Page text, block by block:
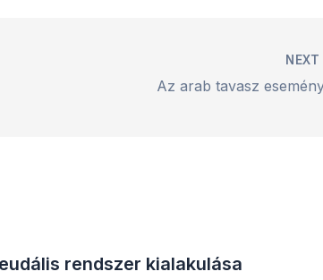
NEXT
Az arab tavasz
rendszer kialakulása